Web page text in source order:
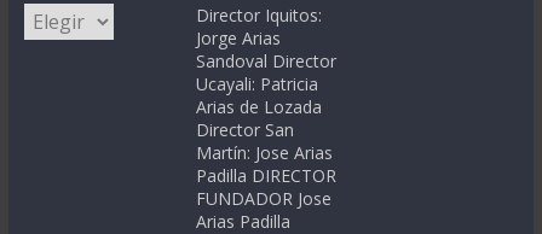
Categorías
Director Iquitos:
Jorge Arias
Sandoval Director
Ucayali: Patricia
Arias de Lozada
Director San
Martín: Jose Arias
Padilla DIRECTOR
FUNDADOR Jose
Arias Padilla